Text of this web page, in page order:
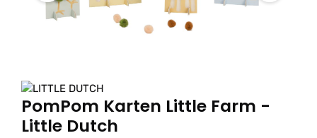
PomPom Karten Little Farm -
Little Dutch